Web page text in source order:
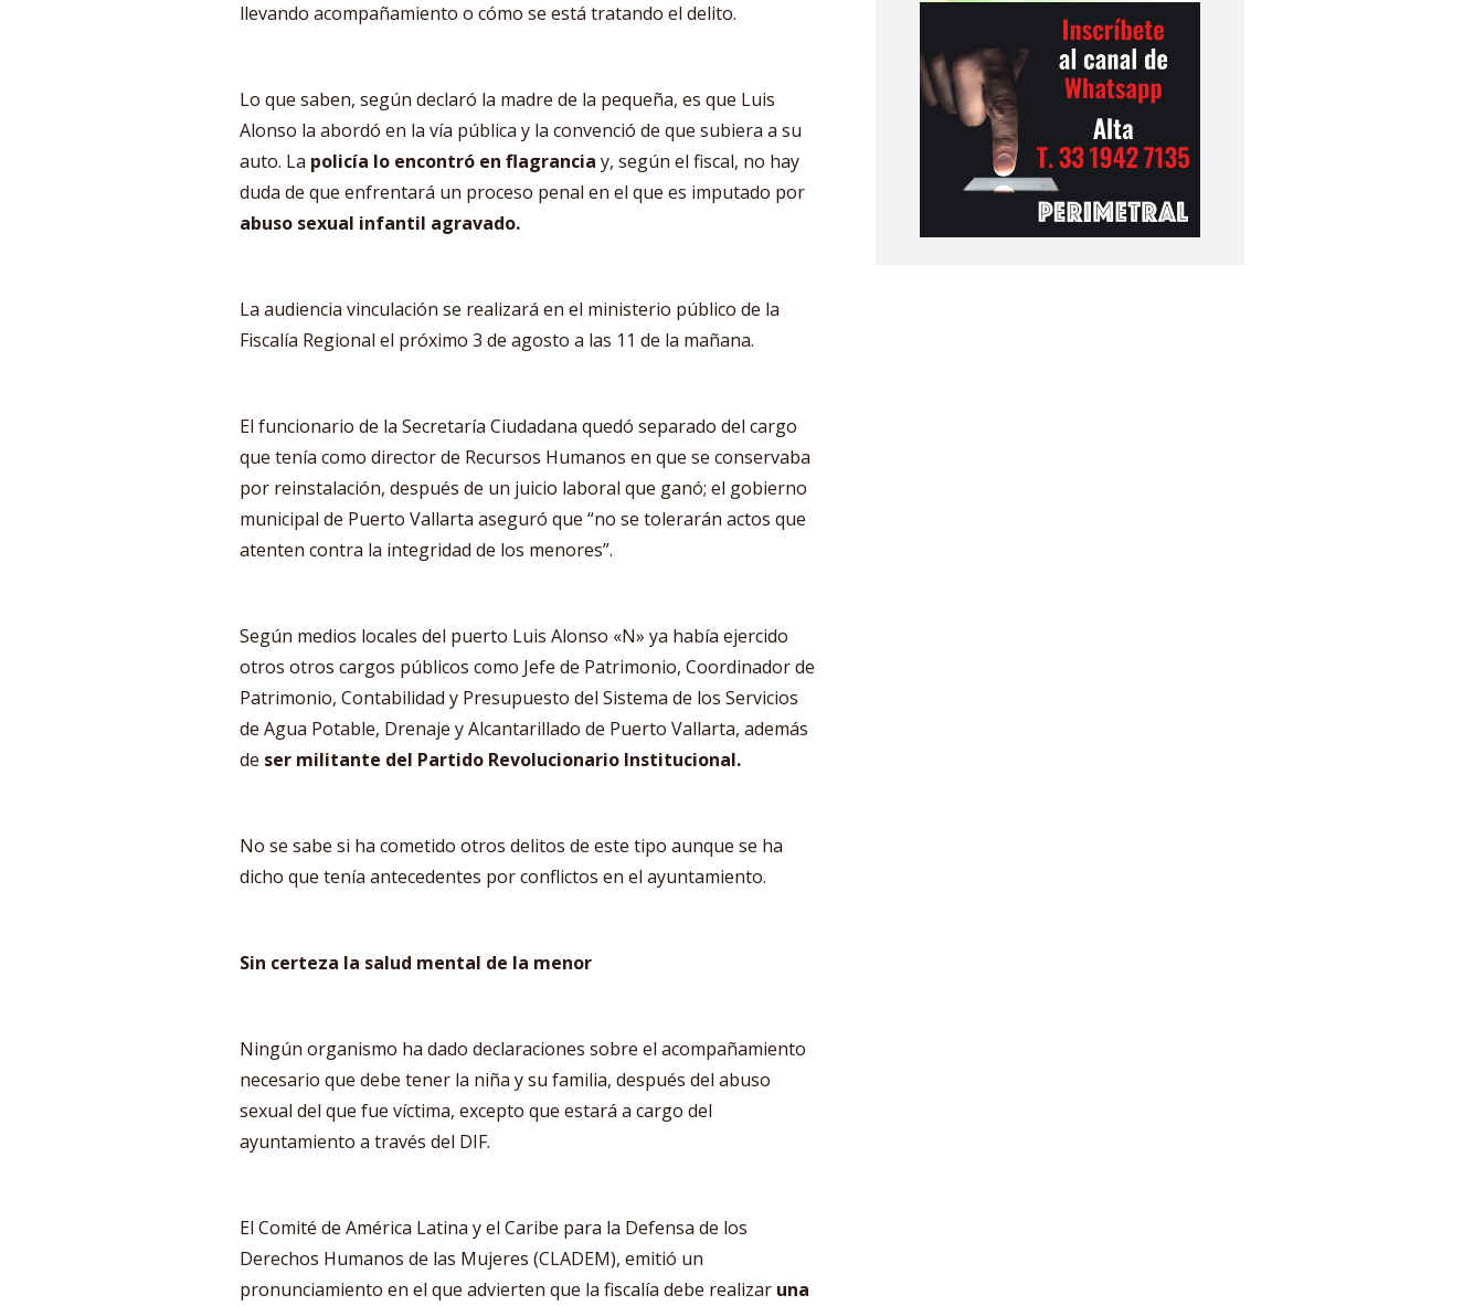
llevando acompañamiento o cómo se está tratando el delito.
Lo que saben, según declaró la madre de la pequeña, es que Luis
Alonso la abordó en la vía pública y la convenció de que subiera a su
auto. La policía lo encontró en flagrancia y, según el fiscal, no hay
duda de que enfrentará un proceso penal en el que es imputado por
abuso sexual infantil agravado.
La audiencia vinculación se realizará en el ministerio público de la
Fiscalía Regional el próximo 3 de agosto a las 11 de la mañana.
El funcionario de la Secretaría Ciudadana quedó separado del cargo
que tenía como director de Recursos Humanos en que se conservaba
por reinstalación, después de un juicio laboral que ganó; el gobierno
municipal de Puerto Vallarta aseguró que “no se tolerarán actos que
atenten contra la integridad de los menores”.
Según medios locales del puerto Luis Alonso «N» ya había ejercido
otros otros cargos públicos como Jefe de Patrimonio, Coordinador de
Patrimonio, Contabilidad y Presupuesto del Sistema de los Servicios
de Agua Potable, Drenaje y Alcantarillado de Puerto Vallarta, además
de ser militante del Partido Revolucionario Institucional.
No se sabe si ha cometido otros delitos de este tipo aunque se ha
dicho que tenía antecedentes por conflictos en el ayuntamiento.
Sin certeza la salud mental de la menor
Ningún organismo ha dado declaraciones sobre el acompañamiento
necesario que debe tener la niña y su familia, después del abuso
sexual del que fue víctima, excepto que estará a cargo del
ayuntamiento a través del DIF.
El Comité de América Latina y el Caribe para la Defensa de los
Derechos Humanos de las Mujeres (CLADEM), emitió un
pronunciamiento en el que advierten que la fiscalía debe realizar una